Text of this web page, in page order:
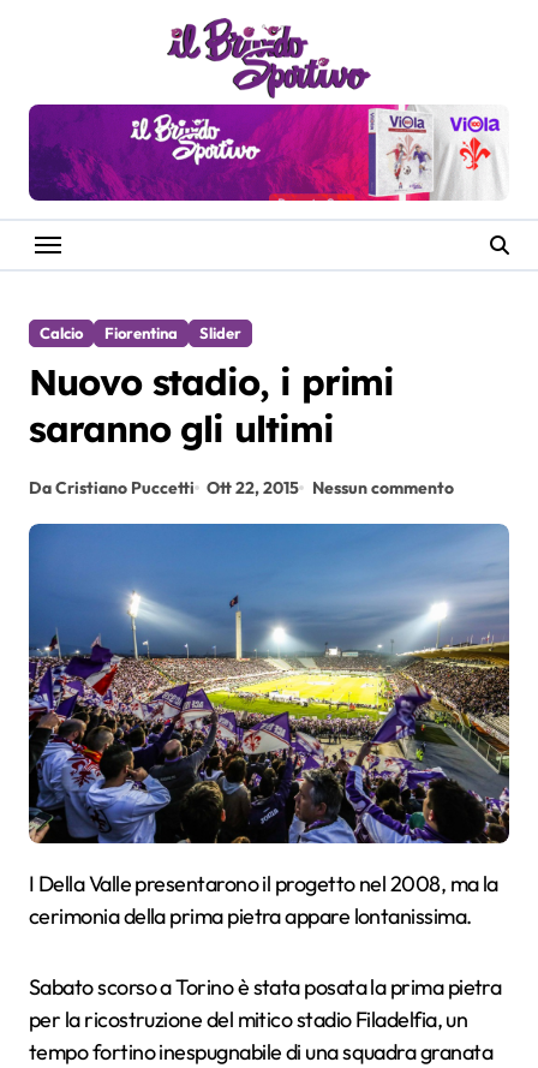
Calcio Fiorentina Slider
Nuovo stadio, i primi
saranno gli ultimi
Da Cristiano Puccetti Ott 22, 2015 Nessun commento
I Della Valle presentarono il progetto nel 2008, ma la
cerimonia della prima pietra appare lontanissima.
Sabato scorso a Torino è stata posata la prima pietra
per la ricostruzione del mitico stadio Filadelfia, un
tempo fortino inespugnabile di una squadra granata